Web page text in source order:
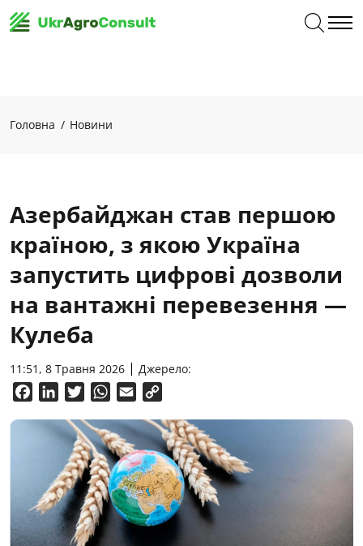
Головна Новини
Азербайджан став першою
країною, з якою Україна
запустить цифрові дозволи
на вантажні перевезення —
Кулеба
11:51, 8 Травня 2026 Джерело:
FacebookLinkedInTwitterWhatsApp
Email